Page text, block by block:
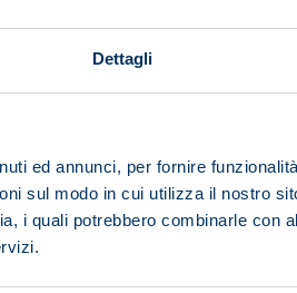
Dettagli
ed annunci, per fornire
sul modo in cui utilizza il nostro
i quali potrebbero combinarle con
0
0 0 0